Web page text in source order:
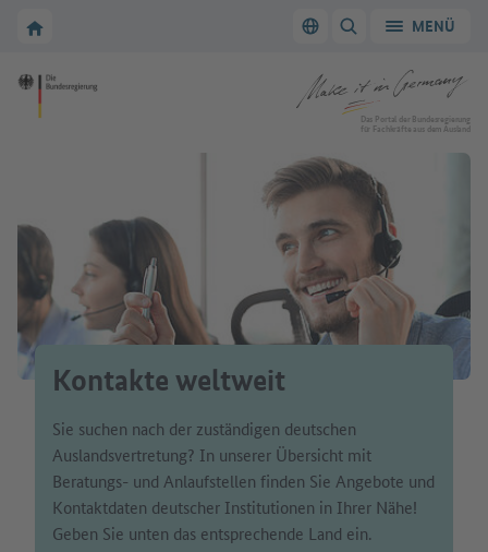
Zur Startseite von Make it in Germany Sprache wechseln
SUCHE ANZEIGEN/
MENÜ
Zur Startseite von Make it in GermanyDas Portal der Bundesregierung
für Fachkräfte aus dem Ausland
Kontakte weltweit
Sie suchen nach der zuständigen deutschen
Auslandsvertretung? In unserer Übersicht mit
Beratungs- und Anlaufstellen finden Sie Angebote und
Kontaktdaten deutscher Institutionen in Ihrer Nähe!
Geben Sie unten das entsprechende Land ein.